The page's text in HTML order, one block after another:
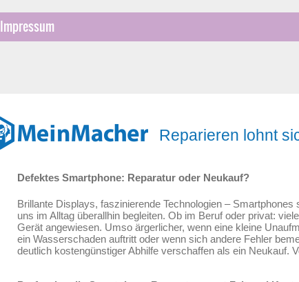
Impressum
Reparieren lohnt
Defektes Smartphone: Reparatur oder Neukauf?
Brillante Displays, faszinierende Technologien –
uns im Alltag überallhin begleiten. Ob im Beruf oder privat:
Gerät angewiesen. Umso ärgerlicher, wenn eine kleine
ein Wasserschaden auftritt oder wenn sich andere Fehler
deutlich kostengünstiger Abhilfe verschaffen als ein Neukauf.